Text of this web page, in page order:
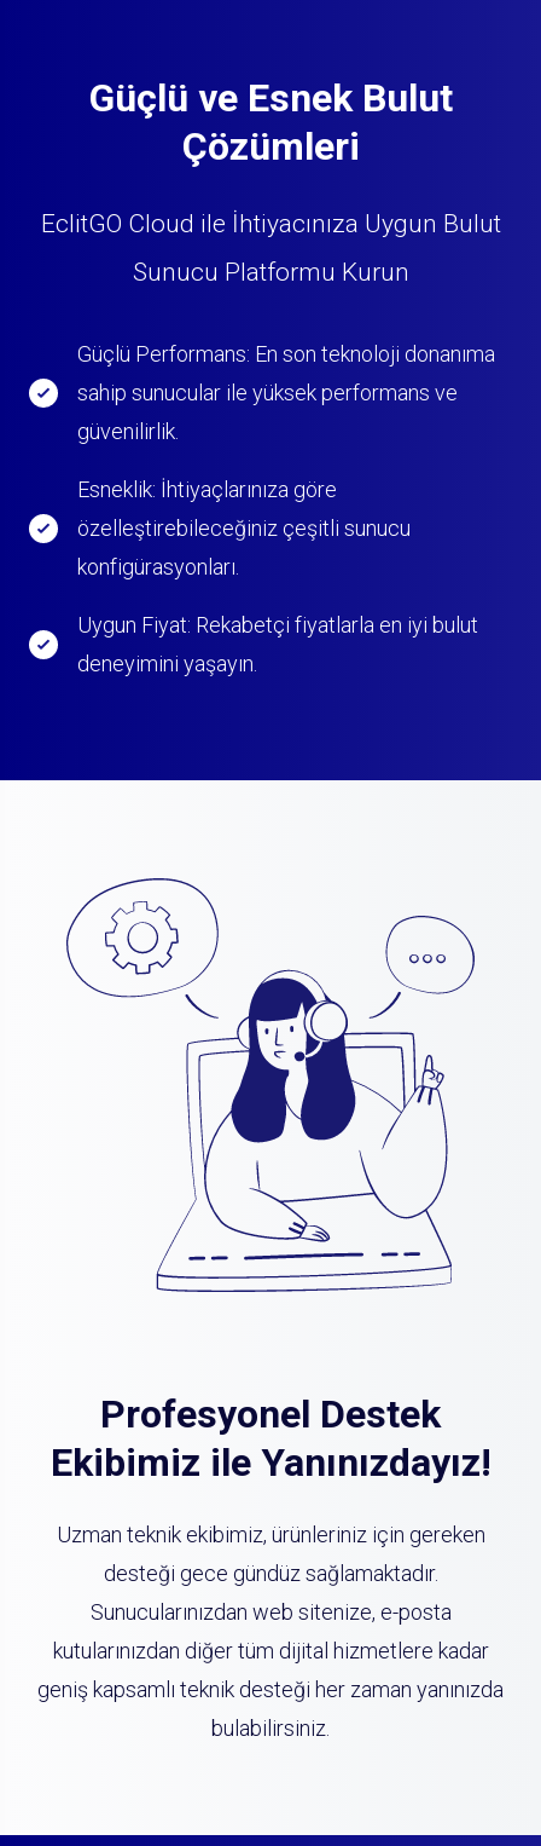
Güçlü ve Esnek Bulut
Çözümleri
EclitGO Cloud ile İhtiyacınıza Uygun Bulut
Sunucu Platformu Kurun
Güçlü Performans: En son teknoloji donanıma
sahip sunucular ile yüksek performans ve
güvenilirlik.
Esneklik: İhtiyaçlarınıza göre
özelleştirebileceğiniz çeşitli sunucu
konfigürasyonları.
Uygun Fiyat: Rekabetçi fiyatlarla en iyi bulut
deneyimini yaşayın.
Profesyonel Destek
Ekibimiz ile Yanınızdayız!
Uzman teknik ekibimiz, ürünleriniz için gereken
desteği gece gündüz sağlamaktadır.
Sunucularınızdan web sitenize, e-posta
kutularınızdan diğer tüm dijital hizmetlere kadar
geniş kapsamlı teknik desteği her zaman yanınızda
bulabilirsiniz.